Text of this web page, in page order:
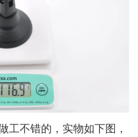
工不错的，实物如下图，